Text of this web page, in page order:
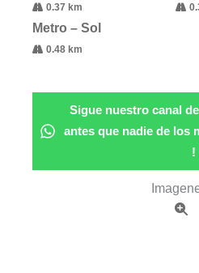
0.37 km
Metro – Sol
0.48 km
Sigue nuestro canal
antes que nadie de los
!